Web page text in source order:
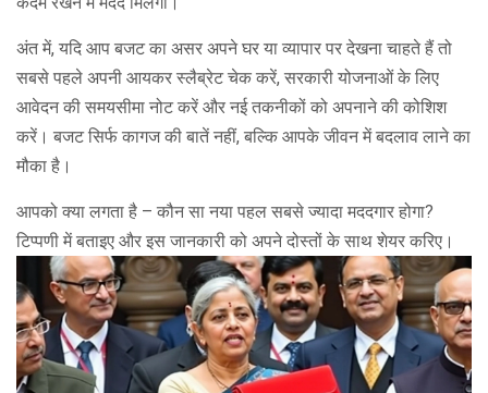
अंत में, यदि आप बजट का असर अपने घर या व्यापार पर देखना चाहते हैं तो
सबसे पहले अपनी आयकर स्लैब्रेट चेक करें, सरकारी योजनाओं के लिए
आवेदन की समयसीमा नोट करें और नई तकनीकों को अपनाने की कोशिश
करें। बजट सिर्फ कागज की बातें नहीं, बल्कि आपके जीवन में बदलाव लाने का
मौका है।
आपको क्या लगता है – कौन सा नया पहल सबसे ज्यादा मददगार होगा?
टिप्पणी में बताइए और इस जानकारी को अपने दोस्तों के साथ शेयर करिए।